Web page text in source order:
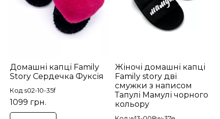
Домашні капці Family
Story Сердечка Фуксія
Код s02-10-35f
1099 грн.
Жіночі домашні капці
Family story дві
смужки з написом
Тапулі Мамулі чорного
кольору